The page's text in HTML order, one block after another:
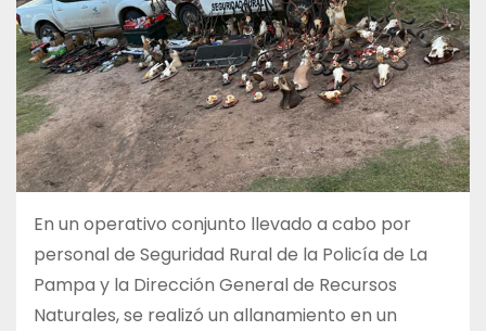
En un operativo conjunto llevado a cabo por
personal de Seguridad Rural de la Policía de La
Pampa y la Dirección General de Recursos
Naturales, se realizó un allanamiento en un